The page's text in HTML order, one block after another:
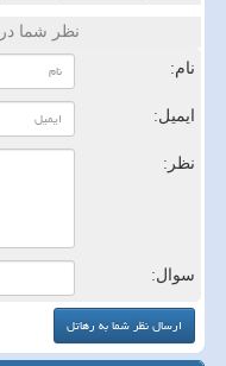
نظر شما
نام:
ایمیل:
نظر:
سوال: